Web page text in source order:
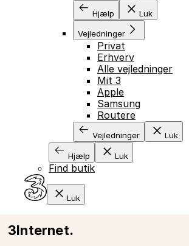
Hjælp Luk
Vejledninger
Privat
Erhverv
Alle vejledninger
Mit 3
Apple
Samsung
Routere
Vejledninger Luk
Hjælp Luk
Find butik
Luk
3Internet.